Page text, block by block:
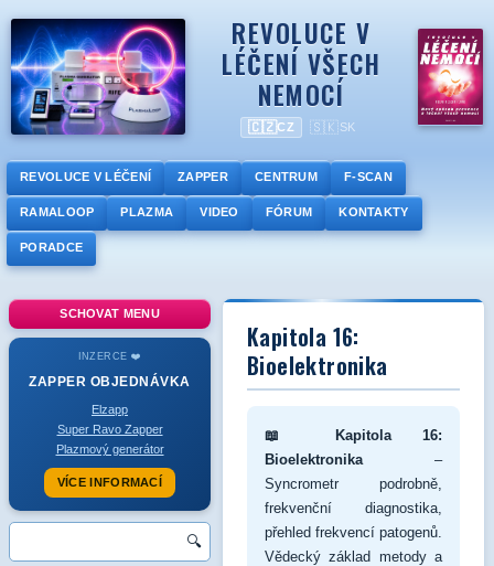
REVOLUCE V
LÉČENÍ VŠECH
NEMOCÍ
🇨🇿CZ 🇸🇰SK
REVOLUCE V LÉČENÍ ZAPPER CENTRUM F-SCAN
RAMALOOP PLAZMA VIDEO FÓRUM KONTAKTY
PORADCE
SCHOVAT MENU
INZERCE ❤️
ZAPPER OBJEDNÁVKA
Elzapp
Super Ravo Zapper
Plazmový generátor
VÍCE INFORMACÍ
🔍
Kapitola 16:
Bioelektronika
📖 Kapitola 16:
Bioelektronika–
Syncrometr podrobně,
frekvenční diagnostika,
přehled frekvencí patogenů.
Vědecký základ metody a